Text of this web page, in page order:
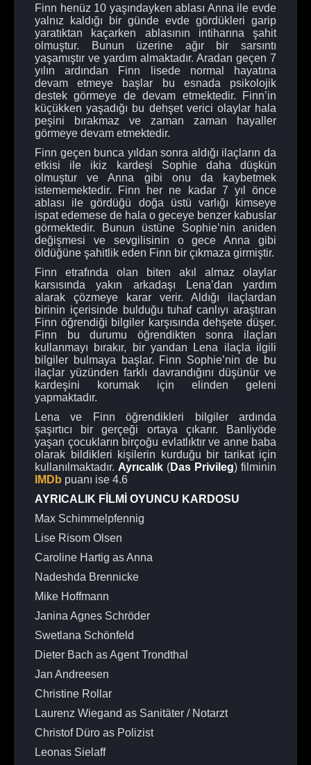
Finn henüz 10 yaşındayken ablası Anna ile evde
yalnız kaldığı bir günde evde gördükleri garip
yaratıktan kaçarken ablasının intiharına şahit
olmuştur. Bunun üzerine ağır bir sarsıntı
yaşamıştır ve yardım almaktadır. Aradan geçen 7
yılın ardından Finn lisede normal hayatına
devam etmeye başlar bu esnada psikolojik
destek görmeye de devam etmektedir. Finn’in
küçükken yaşadığı bu dehşet verici olaylar hala
peşini bırakmaz ve zaman zaman hayaller
görmeye devam etmektedir.
Finn geçen bunca yıldan sonra aldığı ilaçların da
etkisi ile ikiz kardeşi Sophie daha düşkün
olmuştur ve Anna gibi onu da kaybetmek
istememektedir. Finn her ne kadar 7 yıl önce
ablası ile gördüğü doğa üstü varlığı kimseye
ispat edemese de hala o geceye benzer kabuslar
görmektedir. Bunun üstüne Sophie’nin aniden
değişmesi ve sevgilisinin o gece Anna gibi
öldüğüne şahitlik eden Finn bir çıkmaza girmiştir.
Finn etrafında olan biten akıl almaz olaylar
karsısında yakın arkadaşı Lena’dan yardım
alarak çözmeye karar verir. Aldığı ilaçlardan
birinin içerisinde bulduğu tuhaf canlıyı araştıran
Finn öğrendiği bilgiler karşısında dehşete düşer.
Finn bu durumu öğrendikten sonra ilaçları
kullanmayı bırakır, bir yandan Lena ilaçla ilgili
bilgiler bulmaya başlar. Finn Sophie’nin de bu
ilaçlar yüzünden farklı davrandığını düşünür ve
kardeşini korumak için elinden geleni
yapmaktadır.
Lena ve Finn öğrendikleri bilgiler ardında
şaşırtıcı bir gerçeği ortaya çıkarır. Banliyöde
yaşan çocukların birçoğu evlatlıktır ve anne baba
olarak bildikleri kişilerin kurduğu bir tarikat için
kullanılmaktadır. Ayrıcalık (Das Privileg) filminin
IMDb puanı ise 4.6
AYRICALIK FİLMİ OYUNCU KARDOSU
Max Schimmelpfennig
Lise Risom Olsen
Caroline Hartig as Anna
Nadeshda Brennicke
Mike Hoffmann
Janina Agnes Schröder
Swetlana Schönfeld
Dieter Bach as Agent Trondthal
Jan Andreesen
Christine Rollar
Laurenz Wiegand as Sanitäter / Notarzt
Christof Düro as Polizist
Leonas Sielaff